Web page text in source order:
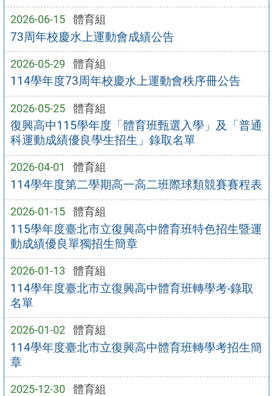
2026-06-15 體育組
73周年校慶水上運動會成績公告
2026-05-29 體育組
114學年度73周年校慶水上運動會秩序冊公告
2026-05-25 體育組
復興高中115學年度「體育班甄選入學」及「普通
科運動成績優良學生招生」錄取名單
2026-04-01 體育組
114學年度第二學期高一高二班際球類競賽賽程表
2026-01-15 體育組
115學年度臺北市立復興高中體育班特色招生暨運
動成績優良單獨招生簡章
2026-01-13 體育組
114學年度臺北市立復興高中體育班轉學考-錄取
名單
2026-01-02 體育組
114學年度臺北市立復興高中體育班轉學考招生簡
章
2025-12-30 體育組